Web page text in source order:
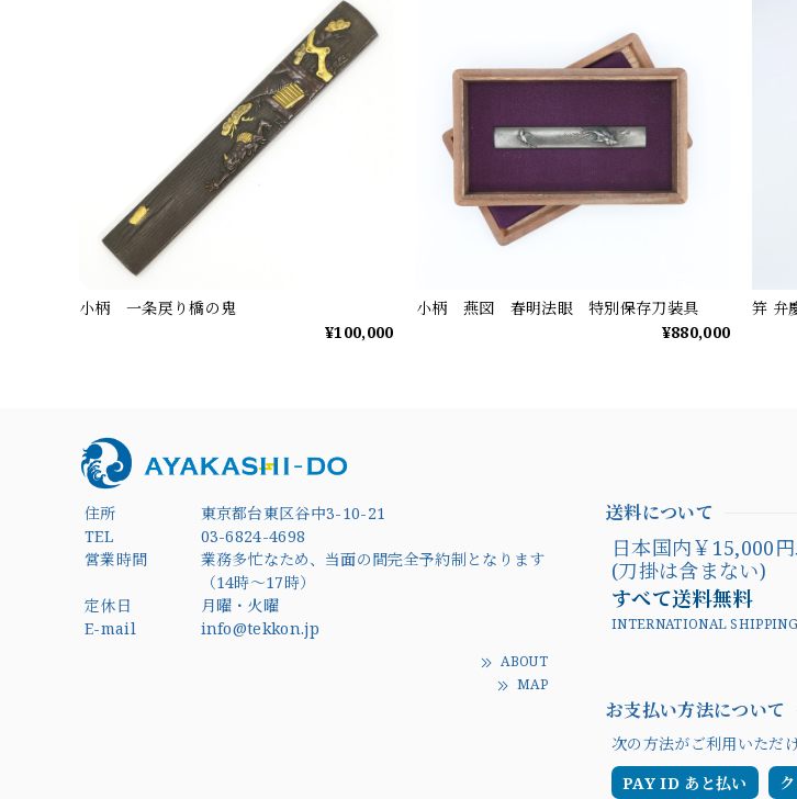
小柄 一条戻り橋の鬼
¥100,000
小柄 燕図 春明法眼 特別保存刀装具
¥880,000
笄
住所
東京都台東区谷中3-10-21
TEL
03-6824-4698
営業時間
業務多忙なため、当面の間完全予約制となります
（14時～17時）
定休日
月曜・火曜
E-mail
info@tekkon.jp
ABOUT
MAP
送料について
日本国内
(刀掛は含まない)
すべて送料無料
INTERNATIONAL
お支払い方法について
次の方法がご利用いただけ
PAY ID あと払い